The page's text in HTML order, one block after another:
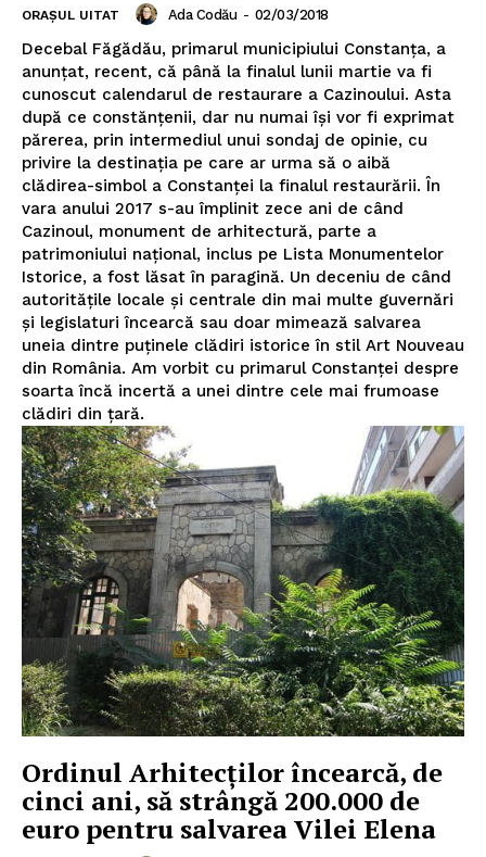
Un proiect
FREEDOM HOUSE ROMÂNIA
ORAȘUL UITAT Ada Codău - 02/03/2018
Decebal Făgădău, primarul municipiului Constanţa, a
anunţat, recent, că până la finalul lunii martie va fi
cunoscut calendarul de restaurare a Cazinoului. Asta
după ce constănţenii, dar nu numai îşi vor fi exprimat
părerea, prin intermediul unui sondaj de opinie, cu
privire la destinaţia pe care ar urma să o aibă
clădirea-simbol a Constanţei la finalul restaurării. În
vara anului 2017 s-au împlinit zece ani de când
Cazinoul, monument de arhitectură, parte a
patrimoniului naţional, inclus pe Lista Monumentelor
Istorice, a fost lăsat în paragină. Un deceniu de când
autorităţile locale şi centrale din mai multe guvernări
şi legislaturi încearcă sau doar mimează salvarea
uneia dintre puţinele clădiri istorice în stil Art Nouveau
din România. Am vorbit cu primarul Constanţei despre
soarta încă incertă a unei dintre cele mai frumoase
clădiri din ţară.
Ordinul Arhitecţilor încearcă, de
cinci ani, să strângă 200.000 de
euro pentru salvarea Vilei Elena